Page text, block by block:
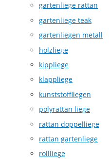
gartenliege rattan
gartenliege teak
gartenliegen metall
holzliege
kippliege
klappliege
kunststoffliegen
polyrattan liege
rattan doppelliege
rattan gartenliege
rollliege